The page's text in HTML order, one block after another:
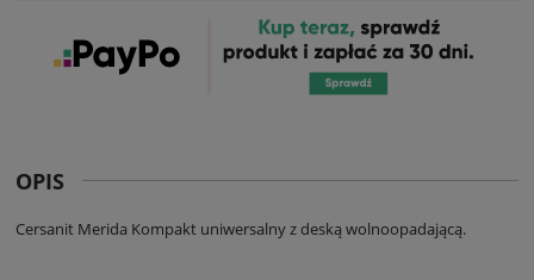
OPIS
Cersanit Merida Kompakt uniwersalny z deską wolnoopadającą.